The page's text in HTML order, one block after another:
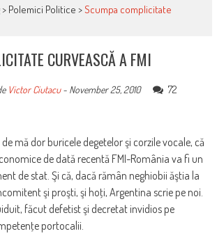
> Polemici Politice >Scumpa complicitate
CURVEASCĂ A FMI
Victor Ciutacu- November 25, 2010
72
mă dor buricele degetelor şi corzile vocale, că
de dată recentă FMI-România va fi un
de stat. Şi că, dacă rămân neghiobii ăştia la
şi proşti, şi hoţi, Argentina scrie pe noi.
făcut defetist şi decretat invidios pe
portocalii.